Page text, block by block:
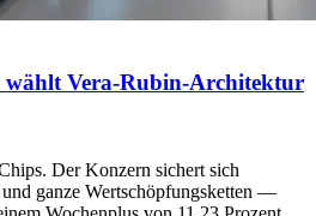
wählt Vera-Rubin-Architektur
Der Konzern sichert sich
ganze Wertschöpfungsketten —